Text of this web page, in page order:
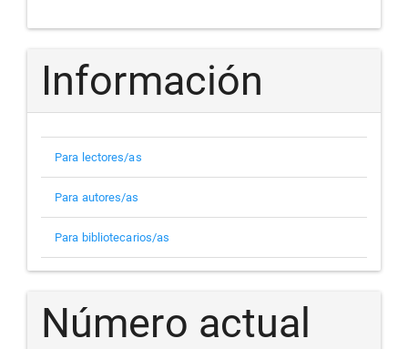
Información
Para lectores/as
Para autores/as
Para bibliotecarios/as
Número actual